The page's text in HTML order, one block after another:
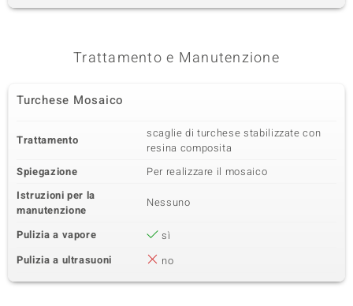
Trattamento e Manutenzione
Turchese Mosaico
Trattamento
scaglie di turchese stabilizzate con
resina composita
Spiegazione
Per realizzare il mosaico
Istruzioni per la
manutenzione
Nessuno
Pulizia a vapore
sì
Pulizia a ultrasuoni
no